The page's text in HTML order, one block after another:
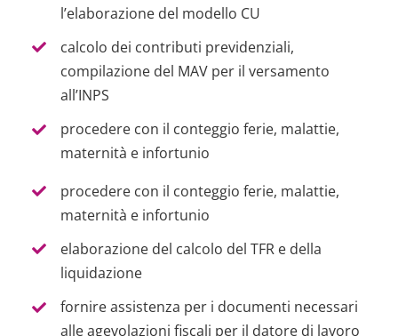
l’elaborazione del modello CU
calcolo dei contributi previdenziali,
compilazione del MAV per il versamento
all’INPS
procedere con il conteggio ferie, malattie,
maternità e infortunio
procedere con il conteggio ferie, malattie,
maternità e infortunio
elaborazione del calcolo del TFR e della
liquidazione
fornire assistenza per i documenti necessari
alle agevolazioni fiscali per il datore di lavoro